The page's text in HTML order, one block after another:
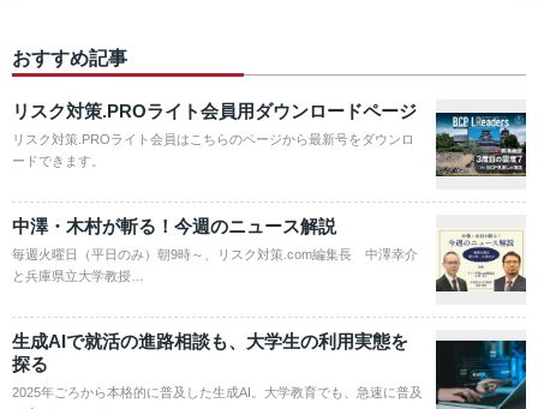
おすすめ記事
リスク対策.PROライト会員用ダウンロードページ
リスク対策.PROライト会員はこちらのページから最新号をダウンロ
ードできます。
中澤・木村が斬る！今週のニュース解説
毎週火曜日（平日のみ）朝9時～、リスク対策.com編集長 中澤幸介
と兵庫県立大学教授…
生成AIで就活の進路相談も、大学生の利用実態を
探る
2025年ごろから本格的に普及した生成AI。大学教育でも、急速に普及